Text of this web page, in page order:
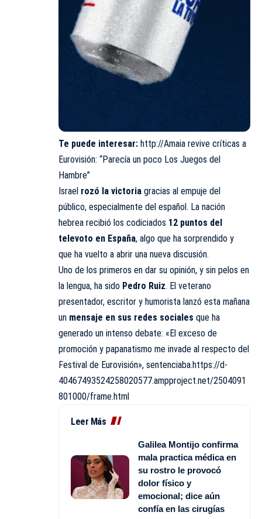
Te puede interesar: http://Amaia revive críticas a
Eurovisión: “Parecía un poco Los Juegos del
Hambre”
Israel rozó la victoria gracias al empuje del
público, especialmente del español. La nación
hebrea recibió los codiciados 12 puntos del
televoto en España, algo que ha sorprendido y
que ha vuelto a abrir una nueva discusión.
Uno de los primeros en dar su opinión, y sin pelos en
la lengua, ha sido Pedro Ruiz. El veterano
presentador, escritor y humorista lanzó esta mañana
un mensaje en sus redes sociales que ha
generado un intenso debate: «El exceso de
promoción y papanatismo me invade al respecto del
Festival de Eurovisión», sentenciaba.https://d-
40467493524258020577.ampproject.net/2504091
801000/frame.html
Leer Más
Galilea Montijo confirma
mala practica médica en
su rostro le provocó
dolor físico y
emocional; dice aún
confía en las cirugías